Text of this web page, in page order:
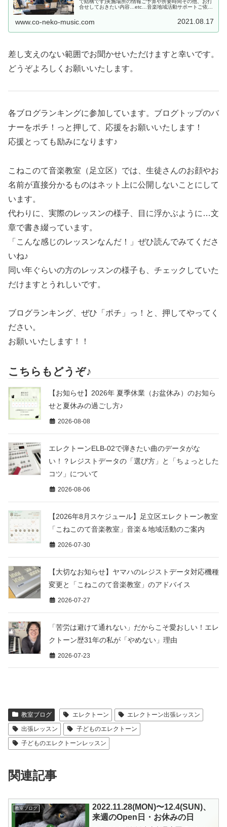
で結構です)実施場所の情報ご予算や所要時間その他、お打
合せしておきたい内容…etc…音楽地域活動サポートご依頼
www.co-neko-music.com 2021.08.17
差し支えのない範囲でお聞かせいただけますと幸いです。
どうぞよろしくお願いいたします。
各ブログランキングに参加しています。ブログトップのバ
ナーをポチ！っと押して、応援をお願いいたします！
応援とっても励みになります♪
こねこのて音楽教室（足立区）では、生徒さんのお顔やお
名前が直接分かるものはネット上に公開しないことにして
います。
代わりに、実際のレッスンの様子、目に浮かぶように…文
章で書き綴っています。
「こんな感じのレッスンなんだ！」ぜひ読んでみてくださ
いね♪
同い年ぐらいの方のレッスンの様子も、チェックしていた
だけますとうれしいです。
ブログランキング、ぜひ「ポチ」っ！と、押してやってく
ださい。
お願いいたします！！
こちらもどうぞ♪
【お知らせ】2026年 夏季休業（お盆休み）のお知ら
せと夏休みの過ごし方♪
2026-08-08
エレクトーンELB-02で弾きたい曲のデータがな
い！？レジストデータの「選び方」と「ちょっとした
コツ」について
2026-08-06
【2026年8月スケジュール】足立区エレクトーン教室
「こねこのて音楽教室」音楽＆地域活動のご案内
2026-07-30
【大切なお知らせ】ヤマハのレジストデータ対応機種
変更と「こねこのて音楽教室」のアドバイス
2026-07-27
「苦労は避けて通れない」だからこそ愛おしい！エレ
クトーン歴31年の私が「やめない」理由
2026-07-23
教室ブログ エレクトーン
エレクトーン出張レッスン
出張レッスン
子どものエレクトーン
子どものエレクトーンレッスン
関連記事
教室ブログ
2022.11.28(MON)〜12.4(SUN)、
来週のOpen日・お休みの日